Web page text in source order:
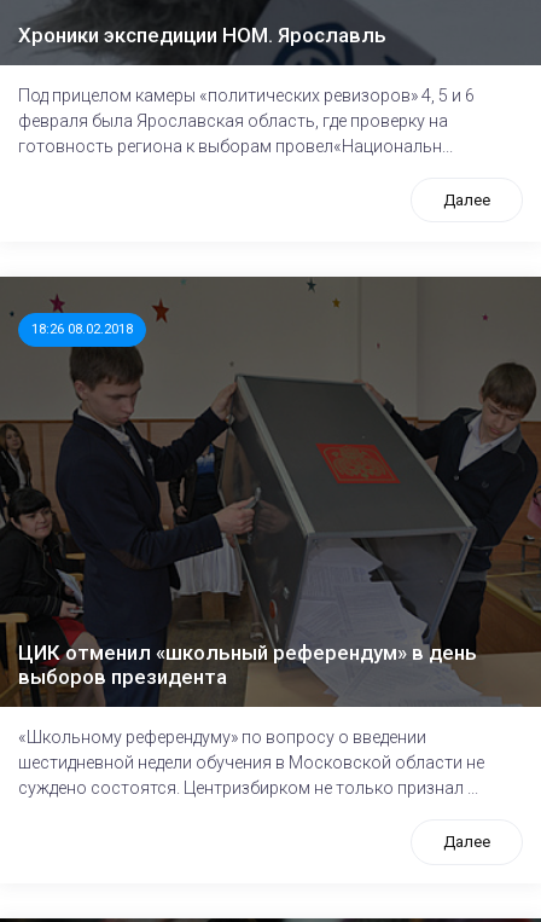
Хроники экспедиции НОМ. Ярославль
Под прицелом камеры «политических ревизоров» 4, 5 и 6
февраля была Ярославская область, где проверку на
готовность региона к выборам провел«Национальн...
Далее
18:26 08.02.2018
ЦИК отменил «школьный референдум» в день
выборов президента
«Школьному референдуму» по вопросу о введении
шестидневной недели обучения в Московской области не
суждено состоятся. Центризбирком не только признал ...
Далее